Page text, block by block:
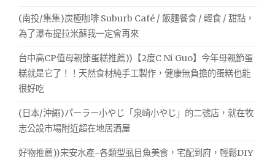
(南投/集集)炭極咖啡 Suburb Café / 飯麵餐食 / 輕食 / 甜點，
為了瀑布提拉米蘇我一定會再來
台中高CP值母親節蛋糕推薦))【2度C Ni Guo】今年母親節蛋
糕就是它了！！天然食材純手工製作，健康無負擔的蛋糕也能
很好吃
(日本/沖繩)パーラー小やじ「泉崎小やじ」的二號店，就在牧
志公設市場附近超在地居酒屋
好物推薦))宋安水產-各類型虱目魚美食，宅配到府，輕鬆DIY